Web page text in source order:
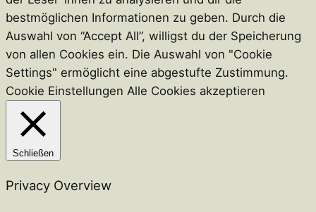
bestmöglichen Informationen zu geben. Durch die
Auswahl von “Accept All”, willigst du der Speicherung
von allen Cookies ein. Die Auswahl von "Cookie
Settings" ermöglicht eine abgestufte Zustimmung.
Cookie Einstellungen Alle Cookies akzeptieren
Schließen
Privacy Overview